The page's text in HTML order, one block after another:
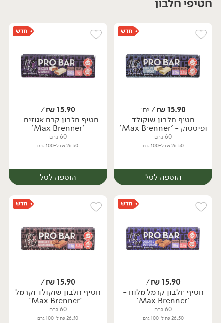
חטיפי חלבון
15.90
₪/ יח׳
חטיף חלבון שוקולד
ופיסטוק - 'Max Brenner'
60 גרם
26.50 ₪ ל-100 גרם
הוספה לסל
יח׳
15.90
₪
/
חטיף חלבון קרם אגוזים -
'Max Brenner'
60 גרם
26.50 ₪ ל-100 גרם
הוספה לסל
15.90
₪
/
חטיף חלבון קרמל מלוח -
'Max Brenner'
60 גרם
26.50 ₪ ל-100 גרם
15.90
₪
/
חטיף חלבון שוקולד וקרמל
- 'Max Brenner'
60 גרם
26.50 ₪ ל-100 גרם